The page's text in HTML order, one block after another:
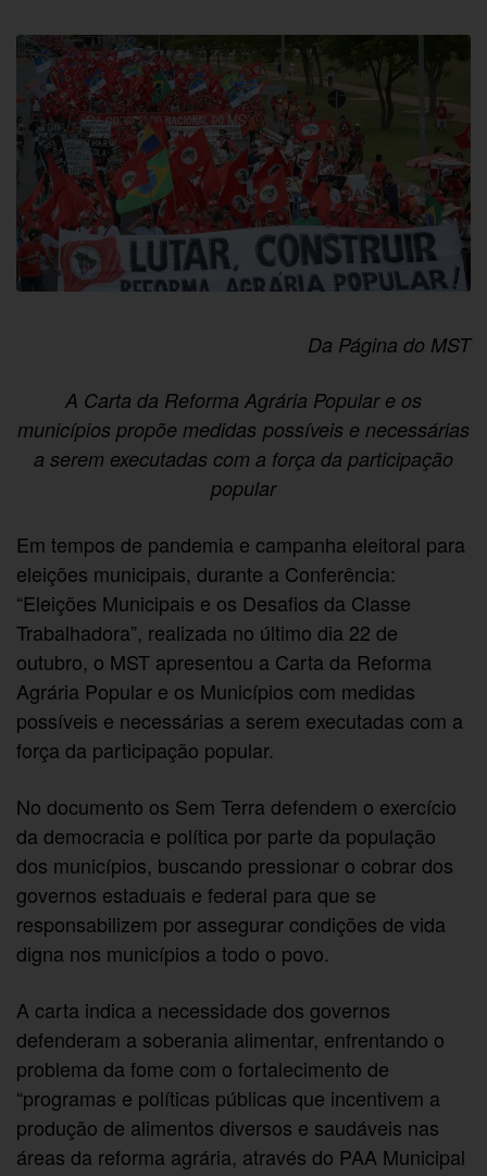
Da Página do MST
A Carta da Reforma Agrária Popular e os
municípios propõe medidas possíveis e necessárias
a serem executadas com a força da participação
popular
Em tempos de pandemia e campanha eleitoral para
eleições municipais, durante a Conferência:
“Eleições Municipais e os Desafios da Classe
Trabalhadora”, realizada no último dia 22 de
outubro, o MST apresentou a Carta da Reforma
Agrária Popular e os Municípios com medidas
possíveis e necessárias a serem executadas com a
força da participação popular.
No documento os Sem Terra defendem o exercício
da democracia e política por parte da população
dos municípios, buscando pressionar o cobrar dos
governos estaduais e federal para que se
responsabilizem por assegurar condições de vida
digna nos municípios a todo o povo.
A carta indica a necessidade dos governos
defenderam a soberania alimentar, enfrentando o
problema da fome com o fortalecimento de
“programas e políticas públicas que incentivem a
produção de alimentos diversos e saudáveis nas
áreas da reforma agrária, através do PAA Municipal